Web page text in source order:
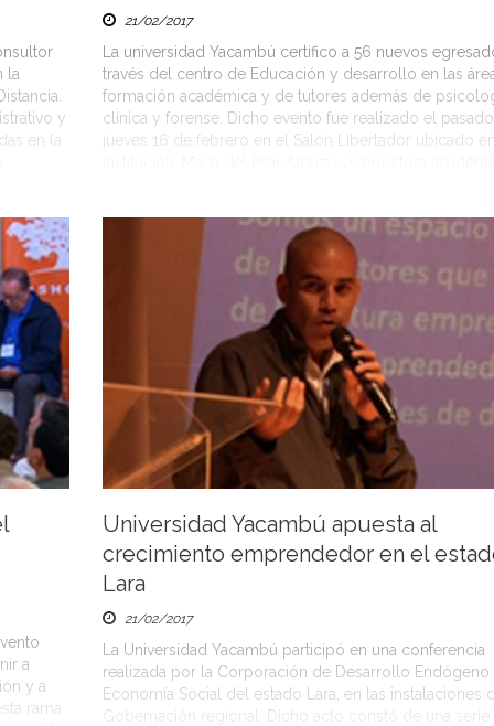
la
y
en la
21/02/2017
La universidad Yacambú certifico a 56 nuevos
través del centro de Educación y desarrollo en las
formación académica y de tutores además de
clínica y forense. Dicho evento fue realizado el pasado
jueves 16 de febrero en el Salón Libertador ubicado
a
y a
rama
Universidad Yacambú apuesta al
crecimiento emprendedor en el
Lara
21/02/2017
La Universidad Yacambú participó en una conferencia
realizada por la Corporación de Desarrollo Endógeno
Economía Social del estado Lara, en las instalaciones
Gobernación regional. Dicho acto constó de una serie